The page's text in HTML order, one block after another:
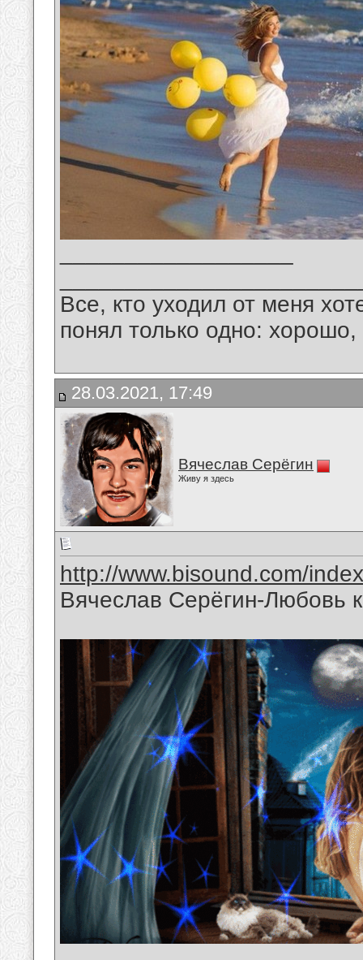
Все, кто уходил от меня
понял только одно:
28.03.2021, 17:49
Вячеслав Серёгин
Живу я здесь
http://www.bisound.com/
Вячеслав Серёгин-Любовь